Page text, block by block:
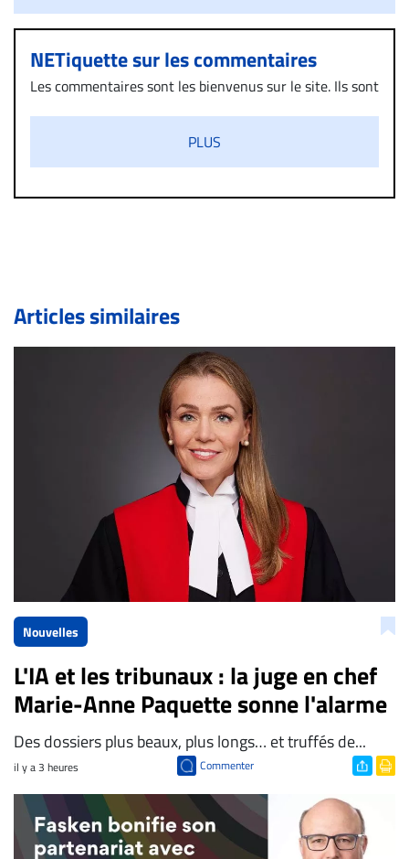
NETiquette sur les commentaires
Les commentaires sont les bienvenus sur le site. Ils sont
diffamatoire. Si malgré cette politique de modération,
un commentaire publié sur le site vous dérange, prenez
immédiatement contact par courriel (info@droit-
de validation, un droit de réponse.
Bien à vous,
La Rédaction de Droit-inc.com
PLUS
Articles similaires
Nouvelles
L'IA et les tribunaux : la juge en chef
Marie-Anne Paquette sonne l'alarme
Des dossiers plus beaux, plus longs… et truffés de...
il y a 3 heures Commenter